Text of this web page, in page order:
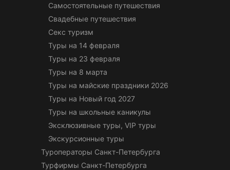
Самостоятельные путешествия
Свадебные путешествия
Секс туризм
Туры на 14 февраля
Туры на 23 февраля
Туры на 8 марта
Туры на майские праздники 2026
Туры на Новый год 2027
Туры на школьные каникулы
Эксклюзивные туры, VIP туры
Экскурсионные туры
Туроператоры Санкт-Петербурга
Турфирмы Санкт-Петербурга